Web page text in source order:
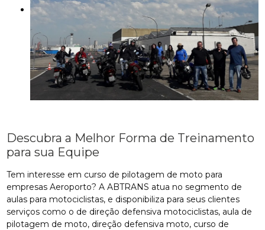
Descubra a Melhor Forma de Treinamento
para sua Equipe
Tem interesse em curso de pilotagem de moto para
empresas Aeroporto? A ABTRANS atua no segmento de
aulas para motociclistas, e disponibiliza para seus clientes
serviços como o de direção defensiva motociclistas, aula de
pilotagem de moto, direção defensiva moto, curso de